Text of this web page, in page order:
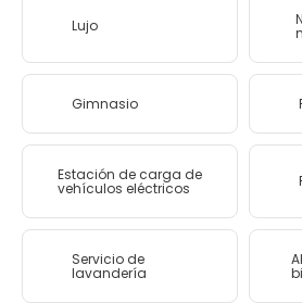
Lujo
Gimnasio
Estación de carga de
vehículos eléctricos
Servicio de
lavandería